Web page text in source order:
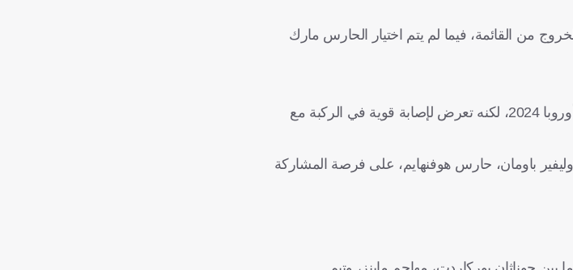
من القائمة، فيما لم يتم اختيار الحارس مارك
وتم اختيار تير شتيجن كحارس أساسي بعد اعتزال مانويل نوير اللعب دوليا عقب نهائيات أمم أوروبا 2024، لكنه تعرض لإصابة قوية في الركبة مع
باومان، حارس هوفنهايم، على فرصة المشاركة